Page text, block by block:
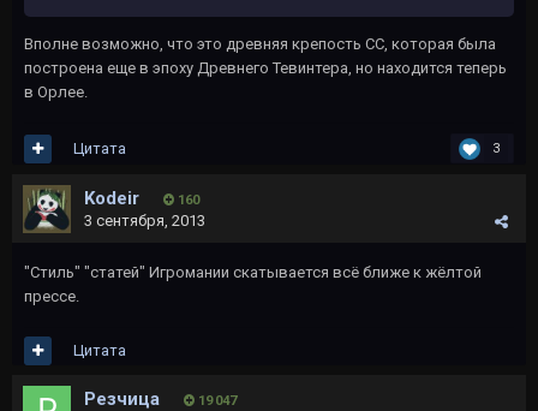
Вполне возможно, что это древняя крепость СС, которая была
построена еще в эпоху Древнего Тевинтера, но находится теперь
в Орлее.
3
Цитата
Kodeir 160
3 сентября, 2013
"Стиль" "статей" Игромании скатывается всё ближе к жёлтой
прессе.
Цитата
Резчица 19 047